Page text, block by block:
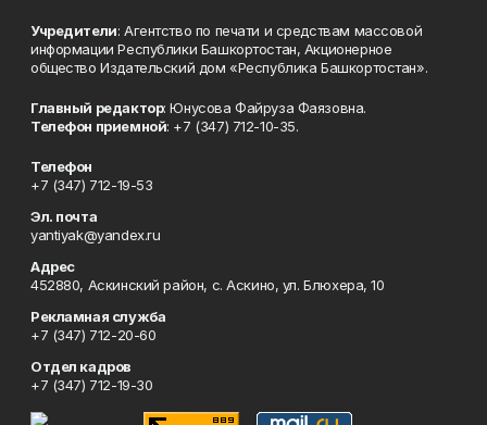
Учредители: Агентство по печати и средствам массовой
информации Республики Башкортостан, Акционерное
общество Издательский дом «Республика Башкортостан».
Главный редактор: Юнусова Файруза Фаязовна.
Телефон приемной: +7 (347) 712-10-35.
Телефон
+7 (347) 712-19-53
Эл. почта
yantiyak@yandex.ru
Адрес
452880, Аскинский район, с. Аскино, ул. Блюхера, 10
Рекламная служба
+7 (347) 712-20-60
Отдел кадров
+7 (347) 712-19-30